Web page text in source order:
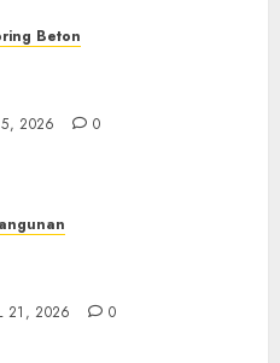
Beton
2026 0
21, 2026 0